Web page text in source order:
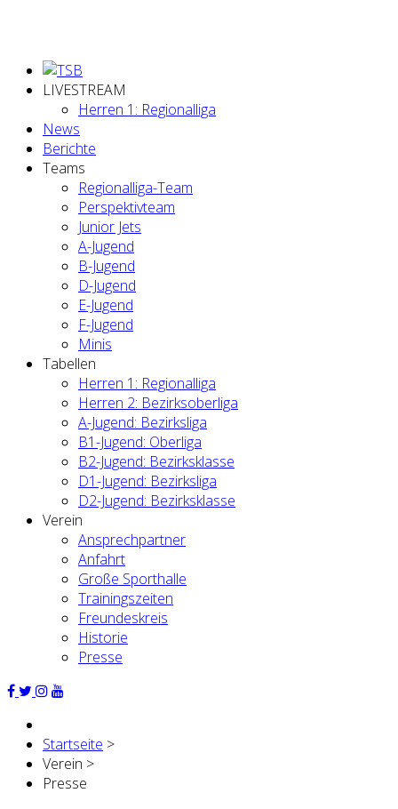
LIVESTREAM
Herren 1: Regionalliga
News
Berichte
Teams
Regionalliga-Team
Perspektivteam
Junior Jets
A-Jugend
B-Jugend
D-Jugend
E-Jugend
F-Jugend
Minis
Tabellen
Herren 1: Regionalliga
Herren 2: Bezirksoberliga
A-Jugend: Bezirksliga
B1-Jugend: Oberliga
B2-Jugend: Bezirksklasse
D1-Jugend: Bezirksliga
D2-Jugend: Bezirksklasse
Verein
Ansprechpartner
Anfahrt
Große Sporthalle
Trainingszeiten
Freundeskreis
Historie
Presse
Startseite >
Verein >
Presse